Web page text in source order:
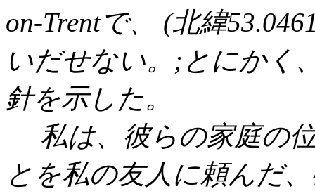
on-Trentで、 (北緯
いだせない。;とにかく
針を示した。
私は、彼らの家庭の
とを私の友人に頼んだ